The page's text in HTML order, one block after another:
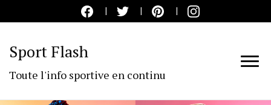
Sport Flash
Toute l'info sportive en continu